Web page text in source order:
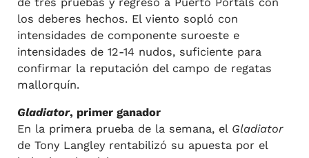
los deberes hechos. El viento sopló con
intensidades de componente suroeste e
intensidades de 12-14 nudos, suficiente para
confirmar la reputación del campo de regatas
mallorquín.
Gladiator, primer ganador
En la primera prueba de la semana, el Gladiator
de Tony Langley rentabilizó su apuesta por el